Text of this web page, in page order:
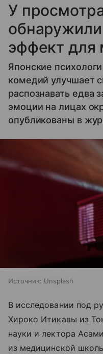
У
эффект для
Японские
комедий улучшает
распознавать едва
эмоции на лицах
опубликованы в
Источник: Unsplash
В исследовании под
Хироко Итикавы из
науки и лектора
из медицинской